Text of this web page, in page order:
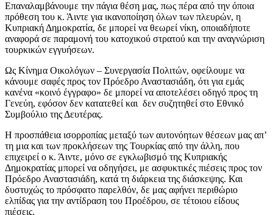
Επαναλαμβάνουμε την πάγια θέση μας, πως πέρα από την όποια
πρόθεση του κ. Άιντε για ικανοποίηση όλων των πλευρών, η
Κυπριακή Δημοκρατία, δε μπορεί να θεωρεί νίκη, οποιαδήποτε
αναφορά σε παραμονή του κατοχικού στρατού και την αναγνώριση
τουρκικών εγγυήσεων.
Ως Κίνημα Οικολόγων – Συνεργασία Πολιτών, οφείλουμε να
κάνουμε σαφές προς τον Πρόεδρο Αναστασιάδη, ότι για εμάς
κανένα «κοινό έγγραφο» δε μπορεί να αποτελέσει οδηγό προς τη
Γενεύη, εφόσον δεν κατατεθεί και δεν συζητηθεί στο Εθνικό
Συμβούλιο της Δευτέρας.
Η προσπάθεια ισορροπίας μεταξύ των αυτονόητων θέσεων μας απ’
τη μια και των προκλήσεων της Τουρκίας από την άλλη, που
επιχειρεί ο κ. Άιντε, μόνο σε εγκλωβισμό της Κυπριακής
Δημοκρατίας μπορεί να οδηγήσει, με ασφυκτικές πιέσεις προς τον
Πρόεδρο Αναστασιάδη, κατά τη διάρκεια της διάσκεψης. Και
δυστυχώς το πρόσφατο παρελθόν, δε μας αφήνει περιθώριο
ελπίδας για την αντίδραση του Προέδρου, σε τέτοιου είδους
πιέσεις.